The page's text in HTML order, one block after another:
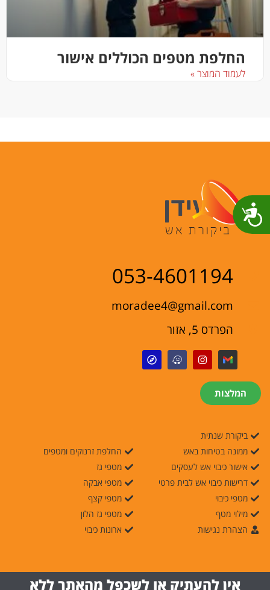
החלפת מטפים הכוללים אישור
לעמוד המוצר »
053-4601194
moradee4@gmail.com
הפרדס 5, אזור
המלצות
ביקורת שנתית
ממונה בטיחות באש
אישור כיבוי אש לעסקים
דרישות כיבוי אש לבית פרטי
מטפי כיבוי
מילוי מטף
הצהרת נגישות
החלפת זרנוקים ומטפים
מטפי גז
מטפי אבקה
מטפי קצף
מטפי גז הלון
ארונות כיבוי
אין להעתיק או לשכפל מהאתר ללא